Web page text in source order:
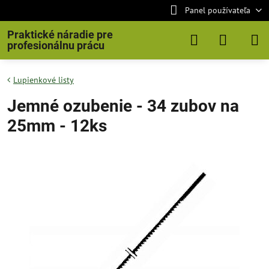
Panel používateľa
Praktické náradie pre
profesionálnu prácu
Lupienkové listy
Jemné ozubenie - 34 zubov na
25mm - 12ks